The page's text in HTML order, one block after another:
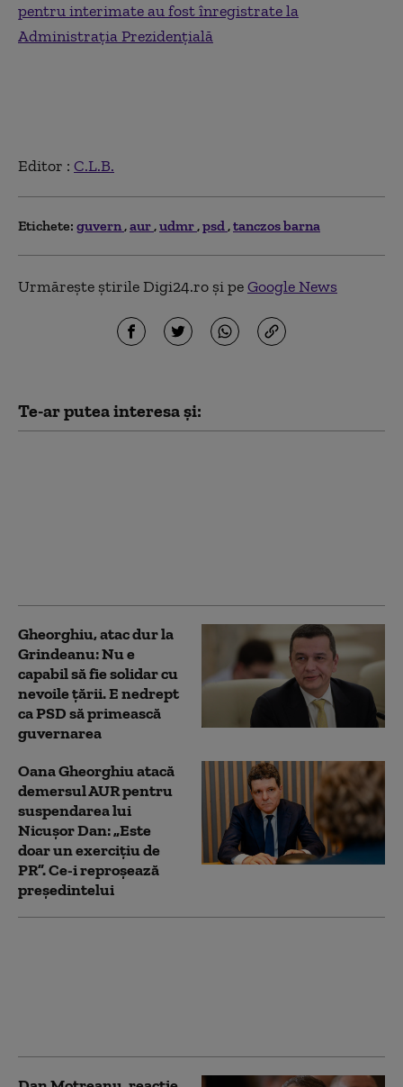
pentru interimate au fost înregistrate la
Administrația Prezidențială
Editor : C.L.B.
Etichete: guvern aur udmr psd tanczos barna
Urmărește știrile Digi24.ro și peGoogle News
Te-ar putea interesa și:
Gheorghiu, atac dur la
Grindeanu: Nu e
capabil să fie solidar cu
nevoile țării. E nedrept
ca PSD să primească
guvernarea
Oana Gheorghiu atacă
demersul AUR pentru
suspendarea lui
Nicușor Dan: „Este
doar un exercițiu de
PR”. Ce-i reproșează
președintelui